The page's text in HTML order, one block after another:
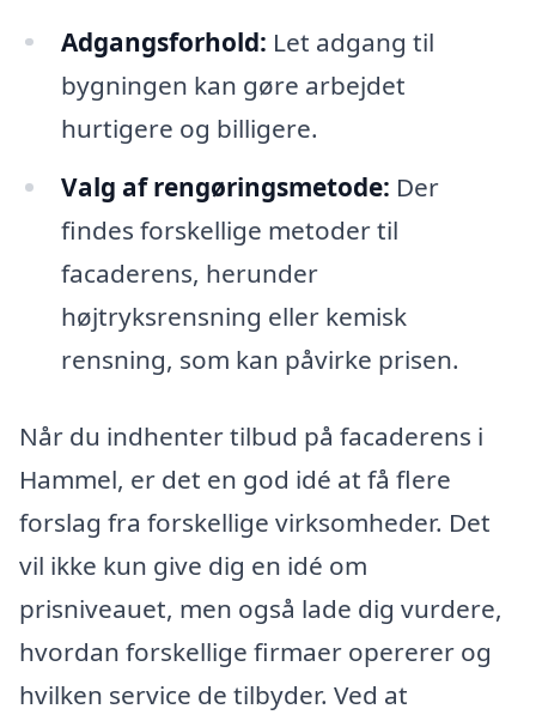
Adgangsforhold: Let adgang til
bygningen kan gøre arbejdet
hurtigere og billigere.
Valg af rengøringsmetode: Der
findes forskellige metoder til
facaderens, herunder
højtryksrensning eller kemisk
rensning, som kan påvirke prisen.
Når du indhenter tilbud på facaderens i
Hammel, er det en god idé at få flere
forslag fra forskellige virksomheder. Det
vil ikke kun give dig en idé om
prisniveauet, men også lade dig vurdere,
hvordan forskellige firmaer opererer og
hvilken service de tilbyder. Ved at